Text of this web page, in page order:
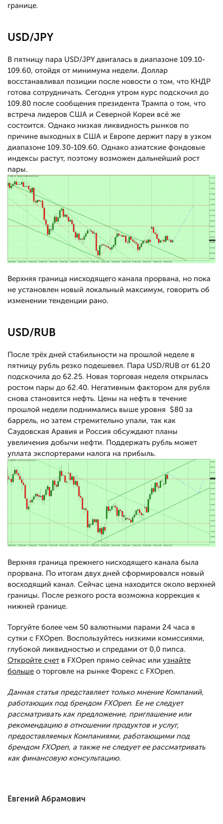
границе.
USD/JPY
В пятницу пара USD/JPY двигалась в диапазоне 109.10-
109.60, отойдя от минимума недели. Доллар
восстанавливал позиции после новости о том, что КНДР
готова сотрудничать. Сегодня утром курс подскочил до
109.80 после сообщения президента Трампа о том, что
встреча лидеров США и Северной Кореи всё же
состоится. Однако низкая ликвидность рынков по
причине выходных в США и Европе держит пару в узком
диапазоне 109.30-109.60. Однако азиатские фондовые
индексы растут, поэтому возможен дальнейший рост
пары.
Верхняя граница нисходящего канала прорвана, но пока
не установлен новый локальный максимум, говорить об
изменении тенденции рано.
USD/RUB
После трёх дней стабильности на прошлой неделе в
пятницу рубль резко подешевел. Пара USD/RUB от 61.20
подскочила до 62.25. Новая торговая неделя открылась
ростом пары до 62.40. Негативным фактором для рубля
снова становится нефть. Цены на нефть в течение
прошлой недели поднимались выше уровня $80 за
баррель, но затем стремительно упали, так как
Саудовская Аравия и Россия обсуждают планы
увеличения добычи нефти. Поддержать рубль может
уплата экспортерами налога на прибыль.
Верхняя граница прежнего нисходящего канала была
прорвана. По итогам двух дней сформировался новый
восходящий канал. Сейчас цена находится около верхней
границы. После резкого роста возможна коррекция к
нижней границе.
Торгуйте более чем 50 валютными парами 24 часа в
сутки с FXOpen. Воспользуйтесь низкими комиссиями,
глубокой ликвидностью и спредами от 0,0 пипса.
Откройте счет в FXOpen прямо сейчас или узнайте
больше о торговле на рынке Форекс с FXOpen.
Данная статья представляет только мнение Компаний,
работающих под брендом FXOpen. Ее не следует
рассматривать как предложение, приглашение или
рекомендацию в отношении продуктов и услуг,
предоставляемых Компаниями, работающими под
брендом FXOpen, а также не следует ее рассматривать
как финансовую консультацию.
Евгений Абрамович